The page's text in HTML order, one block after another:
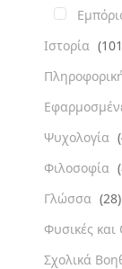
Ιστορία
Ψυχολογία
Φιλοσοφία
Γλώσσα (28)
Φυσικές και
Σχολικά